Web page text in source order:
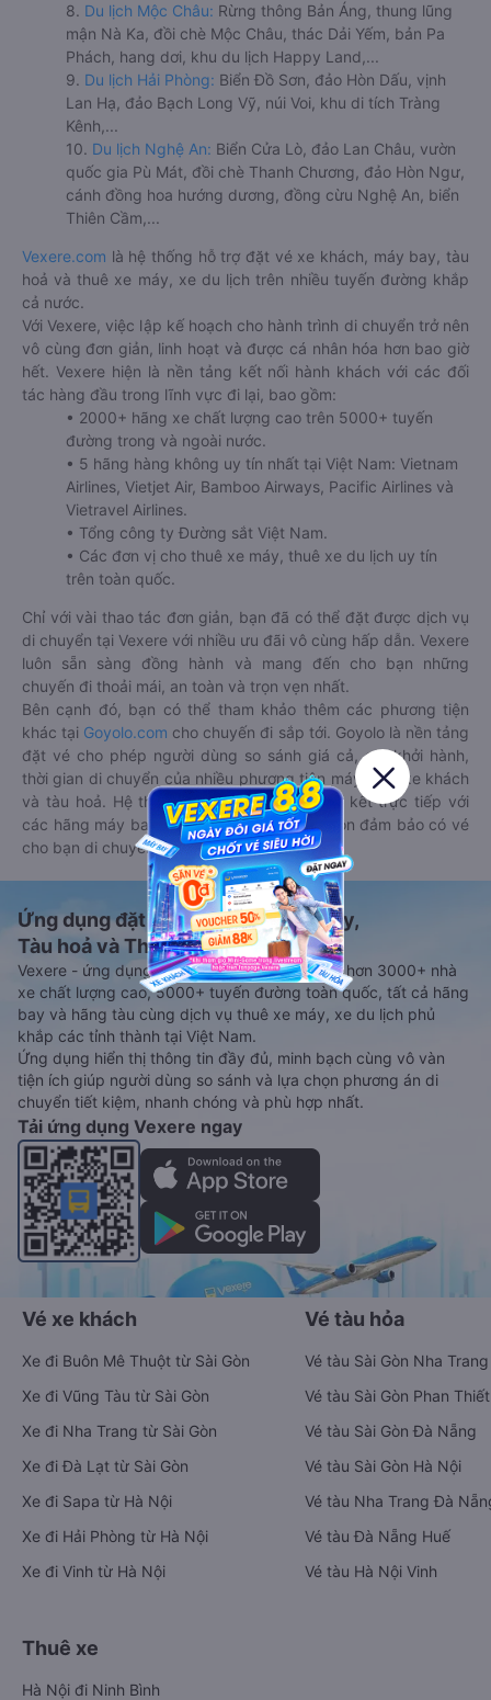
8. Du lịch Mộc Châu: Rừng thông Bản Áng, thung lũng
mận Nà Ka, đồi chè Mộc Châu, thác Dải Yếm, bản Pa
Phách, hang dơi, khu du lịch Happy Land,...
9. Du lịch Hải Phòng: Biển Đồ Sơn, đảo Hòn Dấu, vịnh
Lan Hạ, đảo Bạch Long Vỹ, núi Voi, khu di tích Tràng
Kênh,...
10. Du lịch Nghệ An: Biển Cửa Lò, đảo Lan Châu, vườn
quốc gia Pù Mát, đồi chè Thanh Chương, đảo Hòn Ngư,
cánh đồng hoa hướng dương, đồng cừu Nghệ An, biển
Thiên Cầm,...
Vexere.com là hệ thống hỗ trợ đặt vé xe khách, máy bay, tàu
hoả và thuê xe máy, xe du lịch trên nhiều tuyến đường khắp
cả nước.
Với Vexere, việc lập kế hoạch cho hành trình di chuyển trở nên
vô cùng đơn giản, linh hoạt và được cá nhân hóa hơn bao giờ
hết. Vexere hiện là nền tảng kết nối hành khách với các đối
tác hàng đầu trong lĩnh vực đi lại, bao gồm:
• 2000+ hãng xe chất lượng cao trên 5000+ tuyến
đường trong và ngoài nước.
• 5 hãng hàng không uy tín nhất tại Việt Nam: Vietnam
Airlines, Vietjet Air, Bamboo Airways, Pacific Airlines và
Vietravel Airlines.
• Tổng công ty Đường sắt Việt Nam.
• Các đơn vị cho thuê xe máy, thuê xe du lịch uy tín
trên toàn quốc.
Chỉ với vài thao tác đơn giản, bạn đã có thể đặt được dịch vụ
di chuyển tại Vexere với nhiều ưu đãi vô cùng hấp dẫn. Vexere
luôn sẵn sàng đồng hành và mang đến cho bạn những
chuyến đi thoải mái, an toàn và trọn vẹn nhất.
Bên cạnh đó, bạn có thể tham khảo thêm các phương tiện
khác tại Goyolo.com cho chuyến đi sắp tới. Goyolo là nền tảng
đặt vé cho phép người dùng so sánh giá cả, giờ khởi hành,
thời gian di chuyển của nhiều phương tiện máy bay, xe khách
và tàu hoả. Hệ thống của Goyolo được liên kết trực tiếp với
các hãng máy bay, xe khách và tàu hoả, luôn đảm bảo có vé
cho bạn di chuyển.
Ứng dụng đặt vé Xe khách, Máy bay,
Tàu hoả và Thuê xe
Vexere - ứng dụng đặt vé đa phương tiện với hơn 3000+ nhà
xe chất lượng cao, 5000+ tuyến đường toàn quốc, tất cả hãng
bay và hãng tàu cùng dịch vụ thuê xe máy, xe du lịch phủ
khắp các tỉnh thành tại Việt Nam.
Ứng dụng hiển thị thông tin đầy đủ, minh bạch cùng vô vàn
tiện ích giúp người dùng so sánh và lựa chọn phương án di
chuyển tiết kiệm, nhanh chóng và phù hợp nhất.
Tải ứng dụng Vexere ngay
Vé xe khách
Xe đi Buôn Mê Thuột từ Sài Gòn
Xe đi Vũng Tàu từ Sài Gòn
Xe đi Nha Trang từ Sài Gòn
Xe đi Đà Lạt từ Sài Gòn
Xe đi Sapa từ Hà Nội
Xe đi Hải Phòng từ Hà Nội
Xe đi Vinh từ Hà Nội
Vé tàu hỏa
Vé tàu Sài Gòn Nha Trang
Vé tàu Sài Gòn Phan Thiết
Vé tàu Sài Gòn Đà Nẵng
Vé tàu Sài Gòn Hà Nội
Vé tàu Nha Trang Đà
Vé tàu Đà Nẵng Huế
Vé tàu Hà Nội Vinh
Thuê xe
Hà Nội đi Ninh Bình